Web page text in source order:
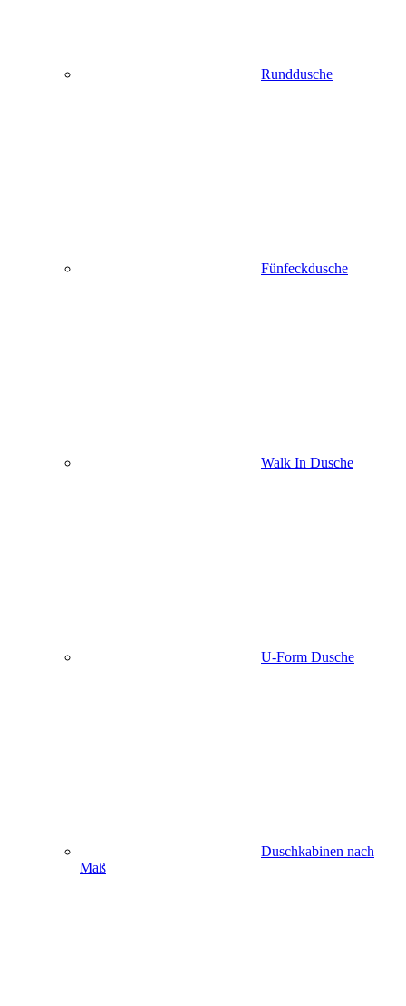
Runddusche
Fünfeckdusche
Walk In Dusche
U-Form Dusche
Duschkabinen nach
Maß